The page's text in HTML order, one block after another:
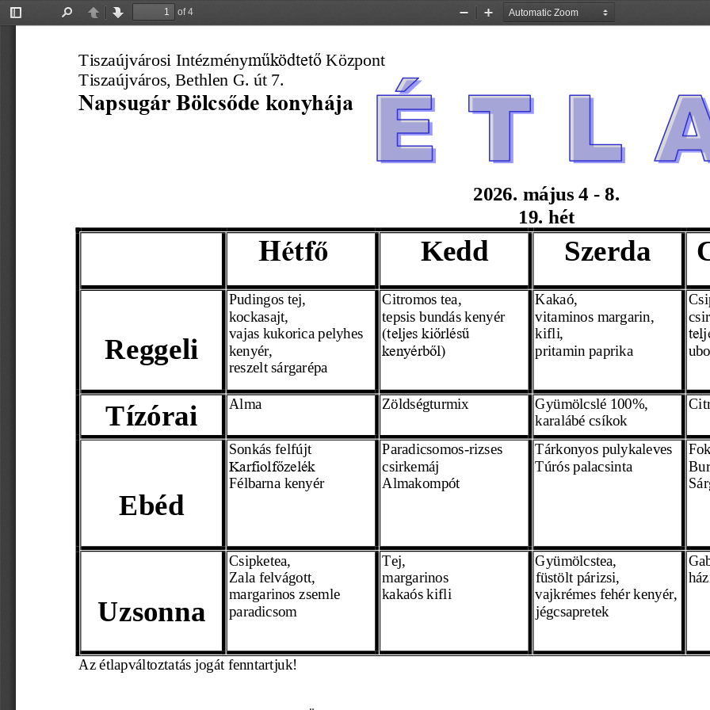
Toggle
PreviousNext
of 4
Zoom
Zoom
Tiszaújvárosi Intézményműködtető Központ
Tiszaújváros, Bethlen G. út 7.
Napsugár Bölcsőde konyhája
2026. május 4 - 8.
19.  hét
Az étlapváltoztatás jogát fenntartjuk!
Hétfő Kedd Szerda
Reggeli
Pudingos tej,
kockasajt,
vajas kukorica pelyhes
kenyér,
reszelt sárgarépa
Citromos tea,
tepsis bundás kenyér
(teljes kiőrlésű
kenyérből)
Kakaó,
vitaminos margarin,
kifli,
pritamin paprika
Tízórai Alma Zöldségturmix Gyümölcslé 100%,
karalábé csíkok
Ebéd
Sonkás felfújt
Karfiolfőzelék
Félbarna kenyér
Paradicsomos-rizses
csirkemáj
Almakompót
Tárkonyos pulykaleves
Túrós palacsinta
Uzsonna
Csipketea,
Zala felvágott,
margarinos zsemle
paradicsom
Tej,
margarinos
kakaós kifli
Gyümölcstea,
füstölt párizsi,
vajkrémes fehér kenyér,
jégcsapretek